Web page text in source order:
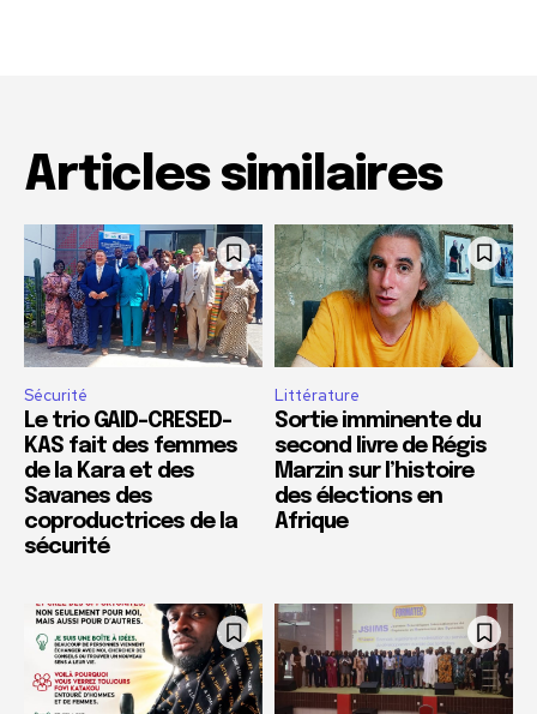
Articles similaires
Sécurité
Le trio GAID-CRESED-
KAS fait des femmes
de la Kara et des
Savanes des
coproductrices de la
sécurité
Littérature
Sortie imminente du
second livre de Régis
Marzin sur l’histoire
des élections en
Afrique